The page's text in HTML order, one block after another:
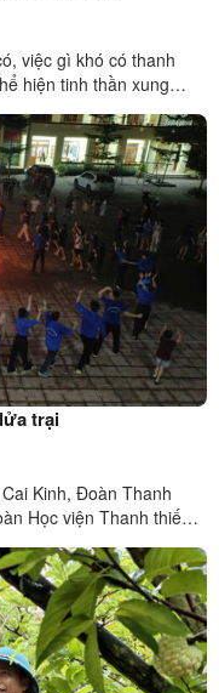
việc gì khó có thanh
hiện tinh thần xung
khuôn khổ Chiến Dịch
...
trại
Kinh, Đoàn Thanh
Học viện Thanh thiếu
kết cán bộ, đoàn viên,